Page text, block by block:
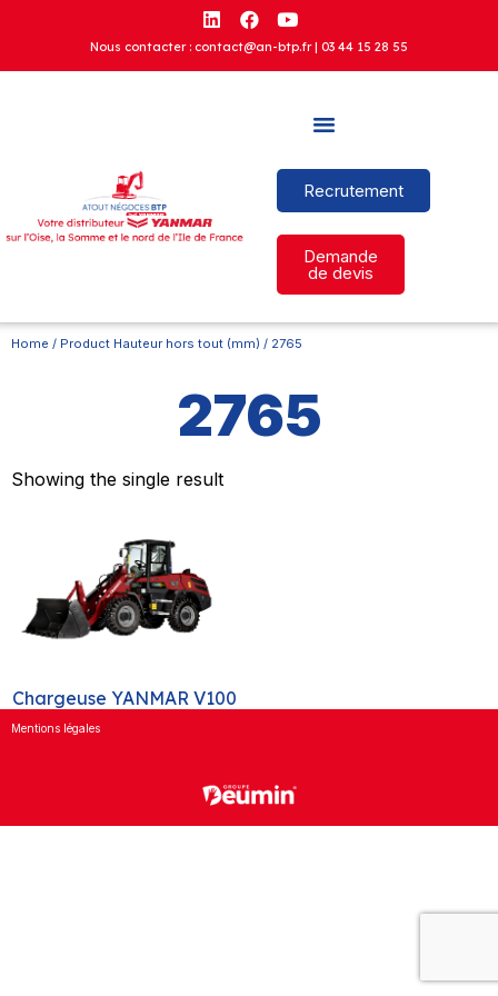
Nous contacter : contact@an-btp.fr | 03 44 15 28 55
Recrutement
Demande
de devis
Home / Product Hauteur hors tout (mm) / 2765
2765
Showing the single result
Chargeuse YANMAR V100
Mentions légales